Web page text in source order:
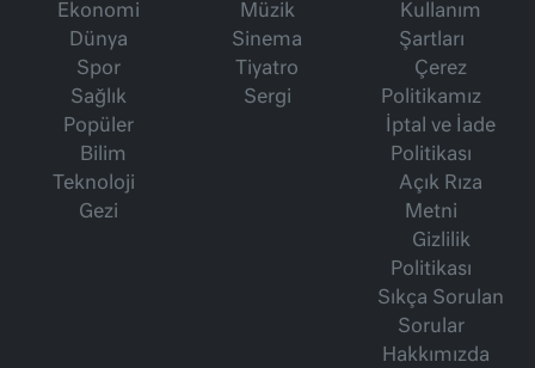
Ekonomi
Dünya
Spor
Sağlık
Popüler
Bilim
Teknoloji
Gezi
Müzik
Sinema
Tiyatro
Sergi
Kullanım
Şartları
Çerez
Politikamız
İptal ve İade
Politikası
Açık Rıza
Metni
Gizlilik
Politikası
Sıkça Sorulan
Sorular
Hakkımızda